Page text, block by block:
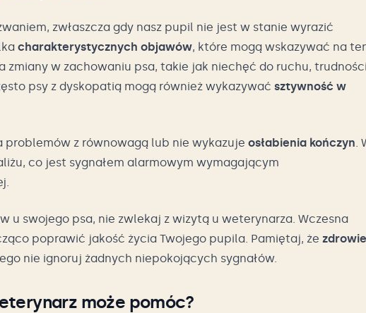
zwłaszcza gdy nasz pupil nie jest w stanie wyrazić
charakterystycznych objawów, które mogą wskazywać na
zmiany w zachowaniu psa, takie jak niechęć do ruchu,
psy z dyskopatią mogą również wykazywać sztywność w
problemów z równowagą lub nie wykazuje osłabienia kończyn.
co jest sygnałem alarmowym wymagającym
u swojego psa, nie zwlekaj z wizytą u weterynarza. Wczesna
poprawić jakość życia Twojego pupila. Pamiętaj, że
nie ignoruj żadnych niepokojących sygnałów.
może pomóc?